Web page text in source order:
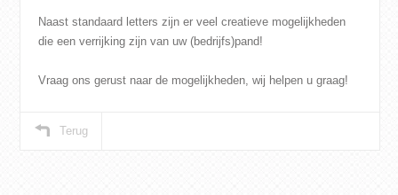
Naast standaard letters zijn er veel creatieve mogelijkheden
die een verrijking zijn van uw (bedrijfs)pand!
Vraag ons gerust naar de mogelijkheden, wij helpen u graag!
Terug